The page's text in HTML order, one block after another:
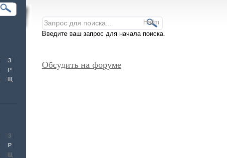
З
Р
Щ
З
Р
Щ
Введите ваш запрос для начала поиска.
Обсудить на форуме